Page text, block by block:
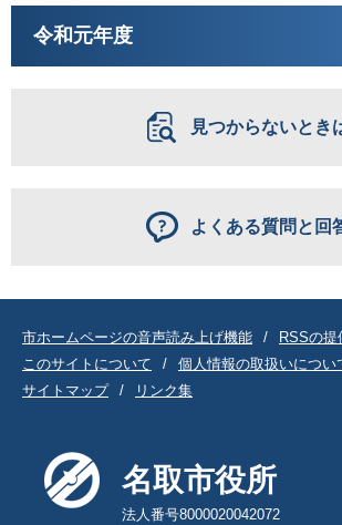
令和元年度
見つからないとき
よくある質問と回
市ホームページの音声読み上げ機能
RSSの提
このサイトについて
個人情報の取扱いについ
サイトマップ
リンク集
名取市役所
法人番号8000020042072